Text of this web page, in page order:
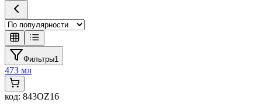
Фильтры1
473 мл
код: 843OZ16